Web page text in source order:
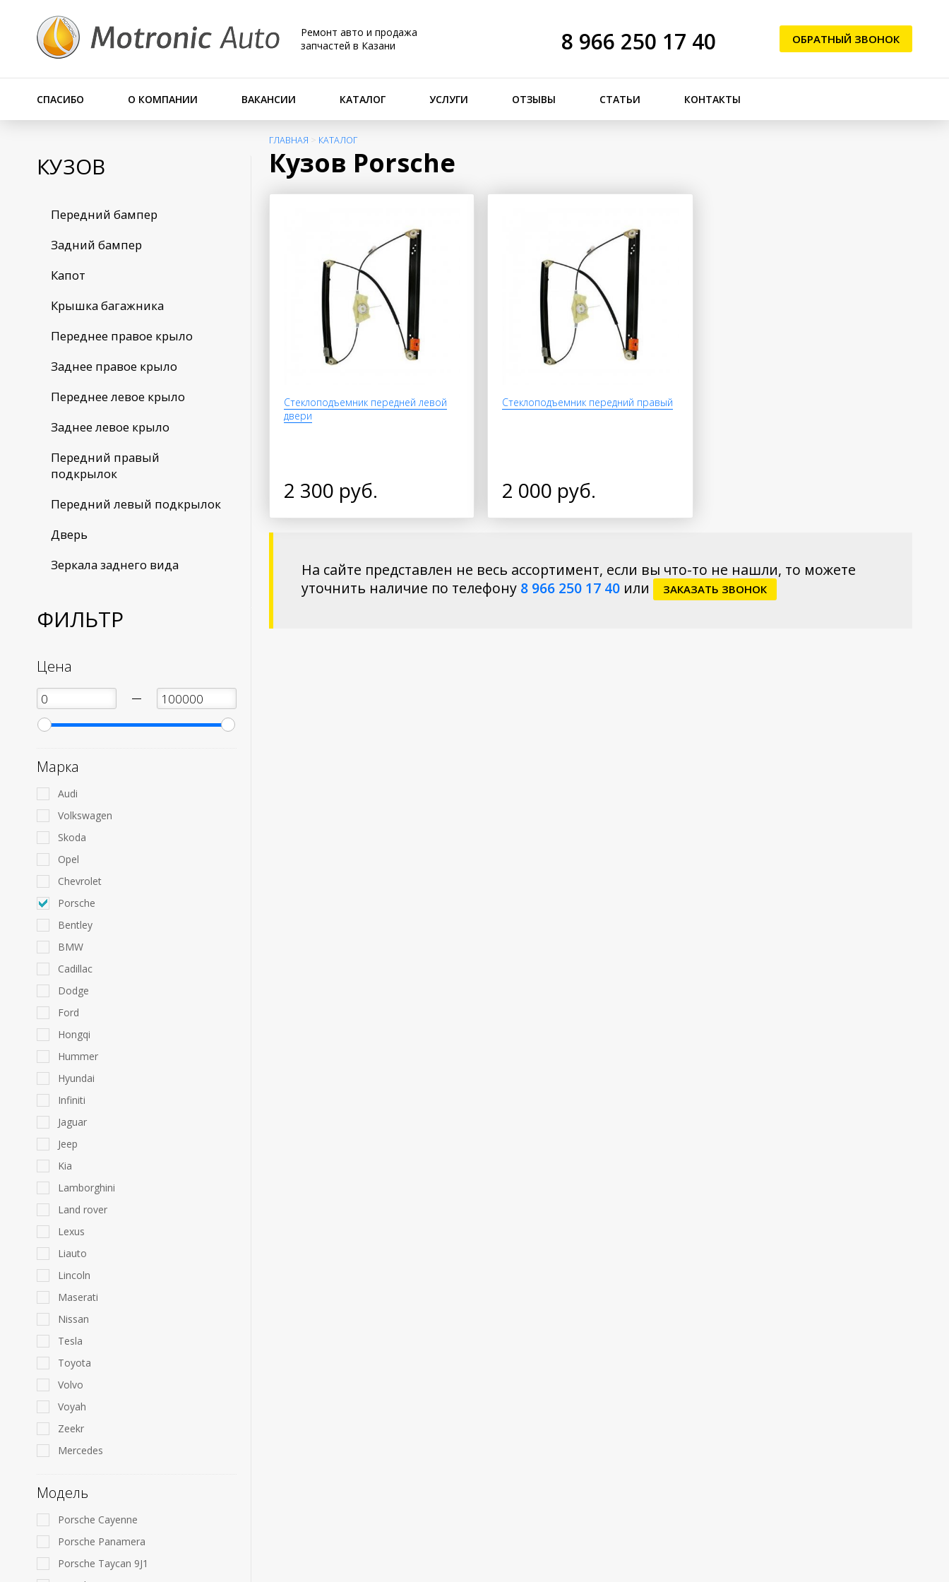
Ремонт авто и продажа
запчастей в Казани
8 966 250 17 40 ОБРАТНЫЙ ЗВОНОК
СПАСИБО О КОМПАНИИ ВАКАНСИИ КАТАЛОГ УСЛУГИ ОТЗЫВЫ СТАТЬИ КОНТАКТЫ
КУЗОВ
Передний бампер
Задний бампер
Капот
Крышка багажника
Переднее правое крыло
Заднее правое крыло
Переднее левое крыло
Заднее левое крыло
Передний правый
подкрылок
Передний левый подкрылок
Дверь
Зеркала заднего вида
ФИЛЬТР
Цена
—
Марка
Audi
Volkswagen
Skoda
Opel
Chevrolet
Porsche
Bentley
BMW
Cadillac
Dodge
Ford
Hongqi
Hummer
Hyundai
Infiniti
Jaguar
Jeep
Kia
Lamborghini
Land rover
Lexus
Liauto
Lincoln
Maserati
Nissan
Tesla
Toyota
Volvo
Voyah
Zeekr
Mercedes
Модель
Porsche Cayenne
Porsche Panamera
Porsche Taycan 9J1
ГЛАВНАЯ > КАТАЛОГ
Кузов Porsche
Стеклоподъемник передней левой
двери
2 300 руб.
Стеклоподъемник передний правый
2 000 руб.
На сайте представлен не весь ассортимент, если вы что-то не нашли, то можете
уточнить наличие по телефону 8 966 250 17 40или ЗАКАЗАТЬ ЗВОНОК